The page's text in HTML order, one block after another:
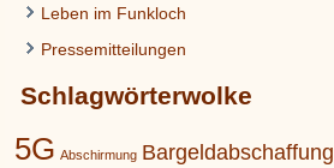
Leben im Funkloch
Pressemitteilungen
Schlagwörterwolke
5G Abschirmung Bargeldabschaffung